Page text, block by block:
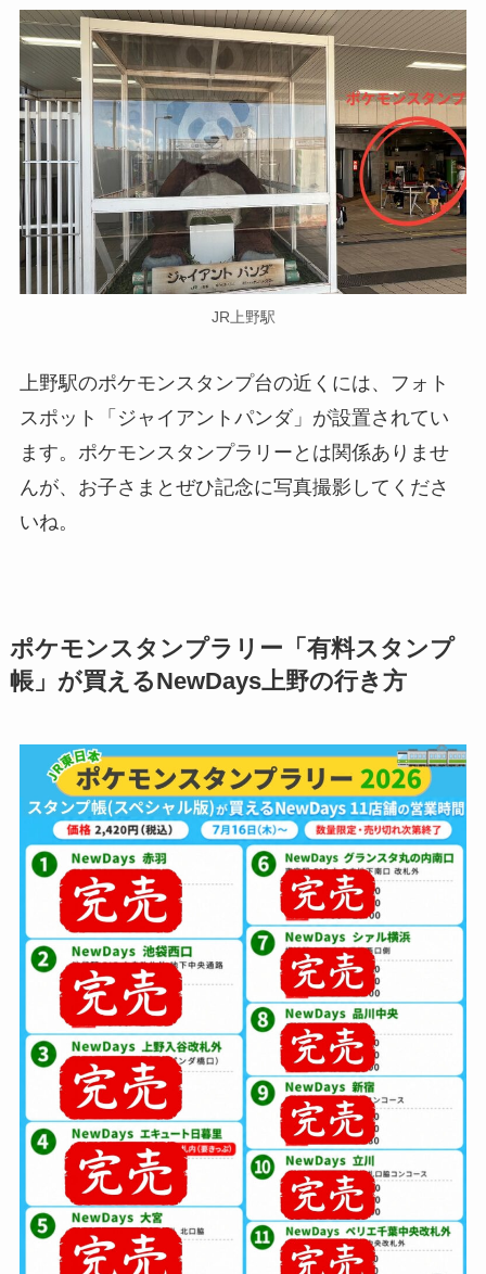
JR上野駅
上野駅のポケモンスタンプ台の近くには、フォト
スポット「ジャイアントパンダ」が設置されてい
ます。ポケモンスタンプラリーとは関係ありませ
んが、お子さまとぜひ記念に写真撮影してくださ
いね。
ポケモンスタンプラリー「有料スタンプ
帳」が買えるNewDays上野の行き方